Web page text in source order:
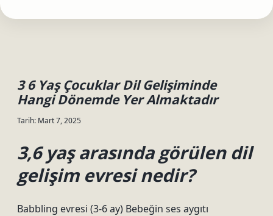
3 6 Yaş Çocuklar Dil Gelişiminde
Hangi Dönemde Yer Almaktadır
Tarih: Mart 7, 2025
3,6 yaş arasında görülen dil
gelişim evresi nedir?
Babbling evresi (3-6 ay) Bebeğin ses aygıtı